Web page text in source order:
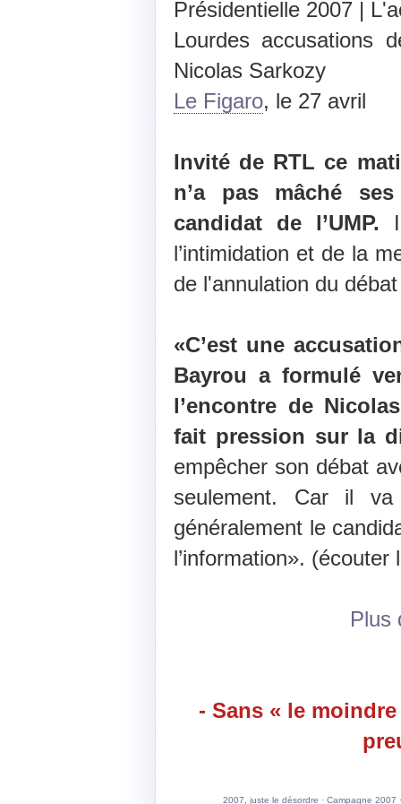
Présidentielle 2007 |
Lourdes accusations
Nicolas Sarkozy
Le Figaro, le 27 avril
Invité de RTL ce
n’a pas mâché
candidat de l’UMP.
l’intimidation et de la
de l'annulation du
«C’est une
Bayrou a formulé
l’encontre de
fait pression sur la
empêcher son débat
seulement. Car il
généralement le
l’information». (écouter
Plus
- Sans « le
2007, juste le désordre · Campagne 2007